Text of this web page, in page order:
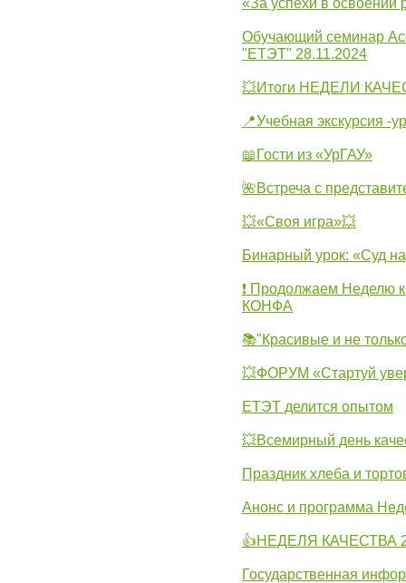
«За успехи в освоении
Обучающий семинар
"ЕТЭТ" 28.11.2024
💥Итоги НЕДЕЛИ
📍Учебная экскурсия -
📖Гости из «УрГАУ»
🌺Встреча с
💥«Своя игра»💥
Бинарный урок: «Суд
❗ Продолжаем Неделю
КОНФА
📚"Красивые и не
💥ФОРУМ «Стартуй
ЕТЭТ делится опытом
💥Всемирный день
Праздник хлеба и
Анонс и программа
👍НЕДЕЛЯ КАЧЕСТВА
Государственная